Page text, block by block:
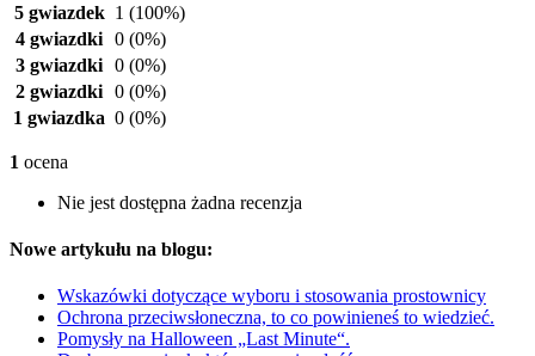
5 gwiazdek 1 (100%)
4 gwiazdki 0 (0%)
3 gwiazdki 0 (0%)
2 gwiazdki 0 (0%)
1 gwiazdka 0 (0%)
1 ocena
Nie jest dostępna żadna recenzja
Nowe artykułu na blogu:
Wskazówki dotyczące wyboru i stosowania prostownicy
Ochrona przeciwsłoneczna, to co powinieneś to wiedzieć.
Pomysły na Halloween „Last Minute“.